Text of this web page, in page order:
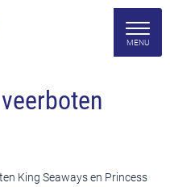
King Seaways en Princess